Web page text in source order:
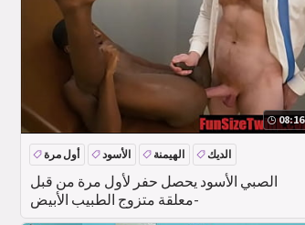
08:16
الصبي الأسود يحصل حفر لأول مرة من قبل
معلقة متزوج الطبيب الأبيض-
أول مرة الأسود الهيمنة الديك